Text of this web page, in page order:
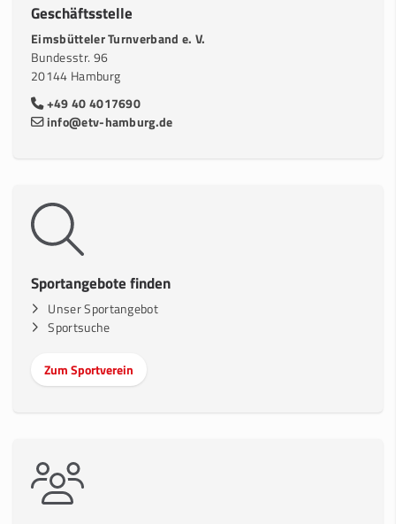
Geschäftsstelle
Eimsbütteler Turnverband e. V.
Bundesstr. 96
20144 Hamburg
+49 40 4017690
info@etv-hamburg.de
Sportangebote finden
Unser Sportangebot
Sportsuche
Zum Sportverein